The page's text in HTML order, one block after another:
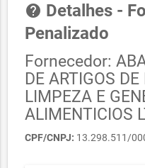
help Detalhes -
Penalizado
Fornecedor:
DE ARTIGOS DE
LIMPEZA E
ALIMENTICIOS
CPF/CNPJ: 13.298.511/